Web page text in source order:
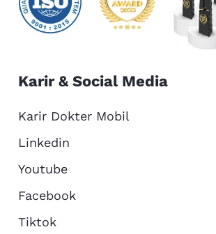
Karir & Social Media
Karir Dokter Mobil
Linkedin
Youtube
Facebook
Tiktok